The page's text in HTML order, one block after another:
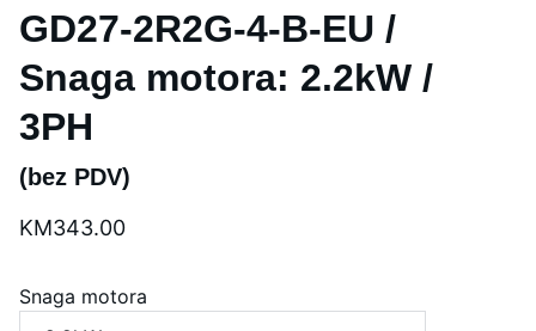
GD27-2R2G-4-B-EU /
Snaga motora: 2.2kW /
3PH
(bez PDV)
KM343.00
Snaga motora